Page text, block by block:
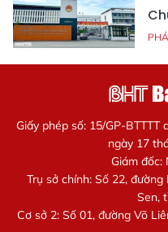
Giấy phép số: 15/GP-
ngày 17
Giám đốc:
Trụ sở chính: Số 22,
Sen,
Cơ sở 2: Số 01, đường Võ